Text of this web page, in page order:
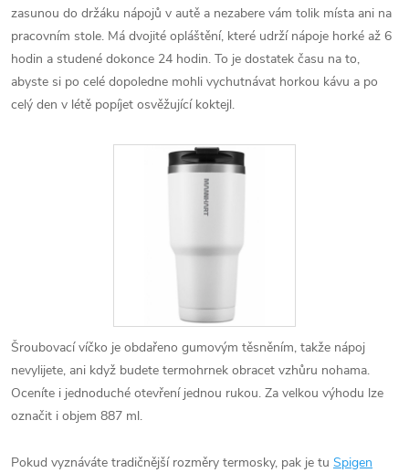
zasunou do držáku nápojů v autě a nezabere vám tolik místa ani na
pracovním stole. Má dvojité opláštění, které udrží nápoje horké až 6
hodin a studené dokonce 24 hodin. To je dostatek času na to,
abyste si po celé dopoledne mohli vychutnávat horkou kávu a po
celý den v létě popíjet osvěžující koktejl.
Šroubovací víčko je obdařeno gumovým těsněním, takže nápoj
nevylijete, ani když budete termohrnek obracet vzhůru nohama.
Oceníte i jednoduché otevření jednou rukou. Za velkou výhodu lze
označit i objem 887 ml.
Pokud vyznáváte tradičnější rozměry termosky, pak je tu Spigen